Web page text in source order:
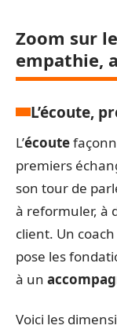
Zoom sur
empathie,
L’écoute,
L’écoute
premiers
son tour de
à reformuler, à
client. Un
pose les
à un
Voici les